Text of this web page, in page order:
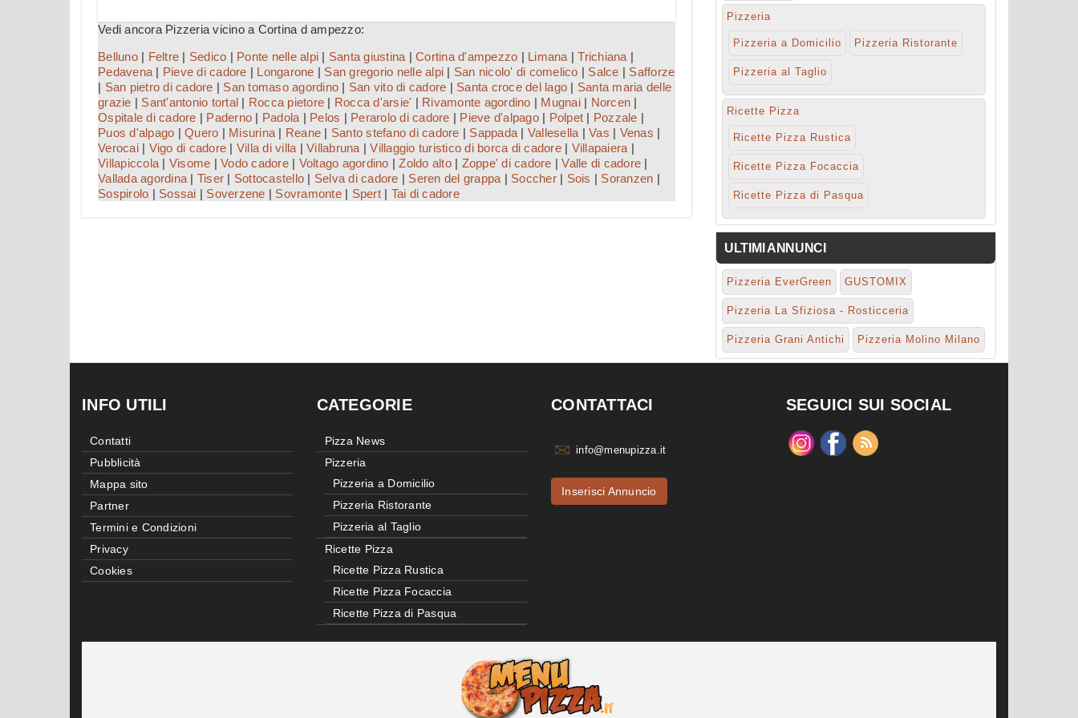
Vedi ancora Pizzeria vicino a Cortina d ampezzo:
Belluno| Feltre | Sedico | Ponte nelle alpi | Santa giustina | Cortina d'ampezzo | Limana |Trichiana |
Pedavena | Pieve di cadore | Longarone | San gregorio nelle alpi | San nicolo' di comelico | Salce | Safforze
| San pietro di cadore | San tomaso agordino | San vito di cadore | Santa croce del lago | Santa maria delle
grazie | Sant'antonio tortal | Rocca pietore | Rocca d'arsie' | Rivamonte agordino | Mugnai| Norcen |
Ospitale di cadore | Paderno | Padola | Pelos | Perarolo di cadore | Pieve d'alpago| Polpet | Pozzale |
Puos d'alpago | Quero | Misurina | Reane | Santo stefano di cadore | Sappada | Vallesella | Vas | Venas |
Verocai| Vigo di cadore | Villa di villa | Villabruna |Villaggio turistico di borca di cadore| Villapaiera |
Villapiccola | Visome | Vodo cadore| Voltago agordino |Zoldo alto| Zoppe' di cadore |Valle di cadore |
Vallada agordina | Tiser | Sottocastello | Selva di cadore | Seren del grappa | Soccher| Sois | Soranzen |
Sospirolo | Sossai | Soverzene | Sovramonte| Spert| Tai di cadore
Pizzeria
Pizzeria a Domicilio Pizzeria Ristorante
Pizzeria al Taglio
Ricette Pizza
Ricette Pizza Rustica
Ricette Pizza Focaccia
Ricette Pizza di Pasqua
ULTIMI ANNUNCI
Pizzeria EverGreen GUSTOMIX
Pizzeria La Sfiziosa - Rosticceria
Pizzeria Grani Antichi Pizzeria Molino Milano
INFO UTILI
Contatti
Pubblicità
Mappa sito
Partner
Termini e Condizioni
Privacy
Cookies
CATEGORIE
Pizza News
Pizzeria
Pizzeria a Domicilio
Pizzeria Ristorante
Pizzeria al Taglio
Ricette Pizza
Ricette Pizza Rustica
Ricette Pizza Focaccia
Ricette Pizza di Pasqua
CONTATTACI
info@menupizza.it
Inserisci Annuncio
SEGUICI SUI SOCIAL